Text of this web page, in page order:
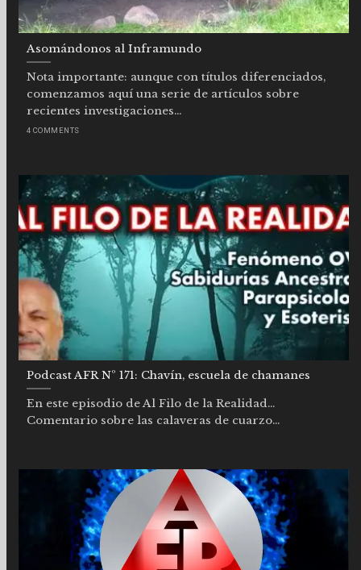
Asomándonos al Inframundo
Nota importante: aunque con títulos diferenciados,
comenzamos aquí una serie de artículos sobre
recientes investigaciones...
4 COMMENTS
Podcast AFR Nº 171: Chavín, escuela de chamanes
En este episodio de Al Filo de la Realidad…
Comentario sobre las calaveras de cuarzo...